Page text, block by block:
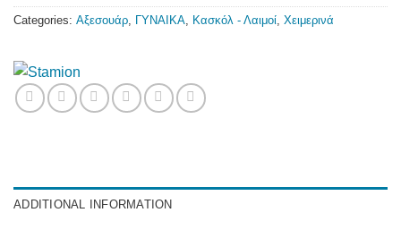
Categories: Αξεσουάρ ΓΥΝΑΙΚΑ Κασκόλ - Λαιμοί Χειμερινά
ADDITIONAL INFORMATION